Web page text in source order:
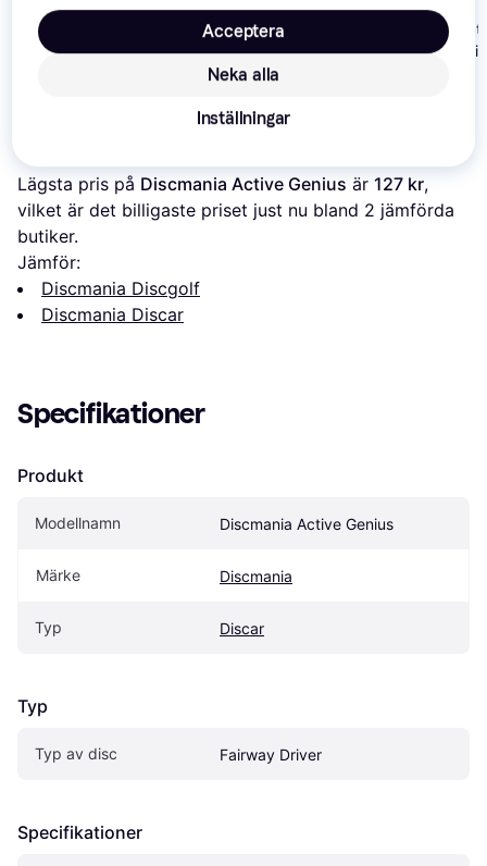
Discmania Active
Genius Fairway driver
Discmania Active
Premium Genius Driver
179 kr
Discmania
Premium
Lägsta pris på Discmania Active Genius är 127 kr,
vilket är det billigaste priset just nu bland 2 jämförda
butiker.
Jämför:
Discmania Discgolf
Discmania Discar
Specifikationer
Produkt
Modellnamn Discmania Active Genius
Märke Discmania
Typ Discar
Typ
Typ av disc Fairway Driver
Specifikationer
Neka alla
Acceptera
Inställningar